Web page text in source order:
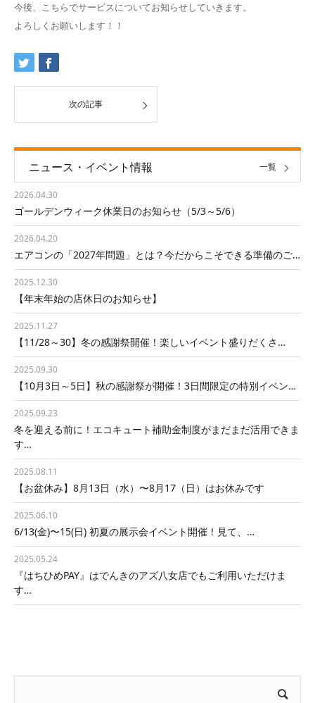
今後、こちらでサービスについてお知らせしていきます。
よろしくお願いします！！
次の記事
ニュース・イベント情報
2026.04.30
ゴールデンウィーク休業日のお知らせ（5/3～5/6）
2026.04.20
エアコンの「2027年問題」とは？今だからこそできる準備のご…
2025.12.30
【年末年始の店休日のお知らせ】
2025.11.27
【11/28～30】冬の感謝祭開催！楽しいイベント盛りだくさ…
2025.09.30
【10月3日～5日】秋の感謝祭が開催！3日間限定の特別イベン…
2025.09.23
冬を迎える前に！エコキュート補助金制度がまだまだ活用できま
す…
2025.08.11
【お盆休み】8月13日（水）〜8月17（日）はお休みです
2025.06.10
6/13(金)〜15(日) 初夏の展示会イベント開催！見て、…
2025.05.24
『はちひめPAY』はでんきのアズ八女店でもご利用いただけま
す…
一覧